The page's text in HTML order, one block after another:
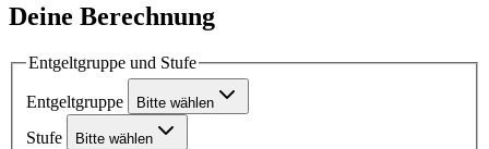
Deine Berechnung
Entgeltgruppe und Stufe
Entgeltgruppe Bitte wählen
Stufe Bitte wählen